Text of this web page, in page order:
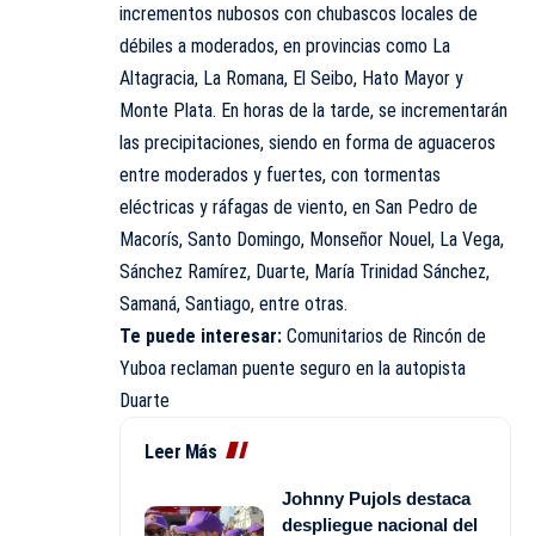
incrementos nubosos con chubascos locales de
débiles a moderados, en provincias como La
Altagracia, La Romana, El Seibo, Hato Mayor y
Monte Plata. En horas de la tarde, se incrementarán
las precipitaciones, siendo en forma de aguaceros
entre moderados y fuertes, con tormentas
eléctricas y ráfagas de viento, en San Pedro de
Macorís, Santo Domingo, Monseñor Nouel, La Vega,
Sánchez Ramírez, Duarte, María Trinidad Sánchez,
Samaná, Santiago, entre otras.
Te puede interesar: Comunitarios de Rincón de
Yuboa reclaman puente seguro en la autopista
Duarte
Leer Más
Johnny Pujols destaca
despliegue nacional del